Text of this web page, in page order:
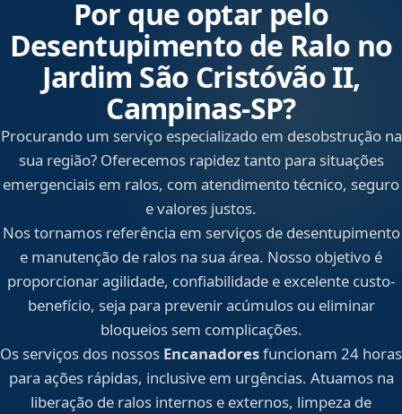
Por que optar pelo
Desentupimento de Ralo no
Jardim São Cristóvão II,
Campinas‑SP?
Procurando um serviço especializado em desobstrução na
sua região? Oferecemos rapidez tanto para situações
emergenciais em ralos, com atendimento técnico, seguro
e valores justos.
Nos tornamos referência em serviços de desentupimento
e manutenção de ralos na sua área. Nosso objetivo é
proporcionar agilidade, confiabilidade e excelente custo-
benefício, seja para prevenir acúmulos ou eliminar
bloqueios sem complicações.
Os serviços dos nossos Encanadoresfuncionam 24 horas
para ações rápidas, inclusive em urgências. Atuamos na
liberação de ralos internos e externos, limpeza de